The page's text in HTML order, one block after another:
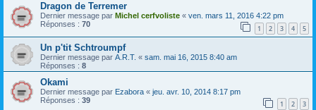
Dragon de Terremer
Dernier message par Michel cerfvoliste « ven. mars 11, 2016 4:22 pm
Réponses : 70 1 2 3 4 5
Un p'tit Schtroumpf
Dernier message par A.R.T. « sam. mai 16, 2015 8:40 am
Réponses : 8
Okami
Dernier message par Ezabora « jeu. avr. 10, 2014 8:17 pm
Réponses : 39 1 2 3